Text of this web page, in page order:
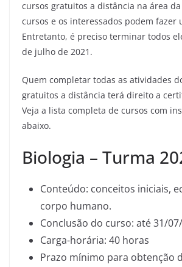
cursos gratuitos a distância na área da
cursos e os interessados podem fazer
Entretanto, é preciso terminar todos
de julho de 2021.
Quem completar todas as atividades
gratuitos a distância terá direito a
Veja a lista completa de cursos com
abaixo.
Biologia – Turma
Conteúdo: conceitos iniciais,
corpo humano.
Conclusão do curso: até 31/
Carga-horária: 40 horas
Prazo mínimo para obtenção